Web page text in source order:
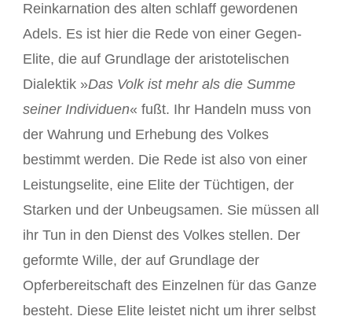
Reinkarnation des alten schlaff gewordenen
Adels. Es ist hier die Rede von einer Gegen-
Elite, die auf Grundlage der aristotelischen
Dialektik »Das Volk ist mehr als die Summe
seiner Individuen« fußt. Ihr Handeln muss von
der Wahrung und Erhebung des Volkes
bestimmt werden. Die Rede ist also von einer
Leistungselite, eine Elite der Tüchtigen, der
Starken und der Unbeugsamen. Sie müssen all
ihr Tun in den Dienst des Volkes stellen. Der
geformte Wille, der auf Grundlage der
Opferbereitschaft des Einzelnen für das Ganze
besteht. Diese Elite leistet nicht um ihrer selbst